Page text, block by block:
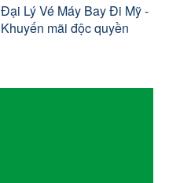
Đại Lý Vé Máy Bay Đi Mỹ -
Khuyến mãi độc quyền